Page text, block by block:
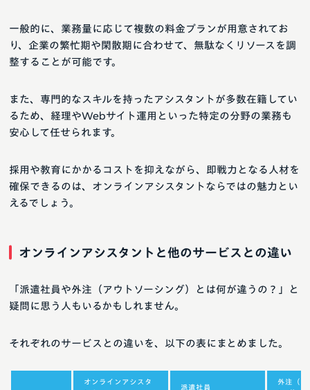
一般的に、業務量に応じて複数の料金プランが用意されてお
り、企業の繁忙期や閑散期に合わせて、無駄なくリソースを調
整することが可能です。
また、専門的なスキルを持ったアシスタントが多数在籍してい
るため、経理やWebサイト運用といった特定の分野の業務も
安心して任せられます。
採用や教育にかかるコストを抑えながら、即戦力となる人材を
確保できるのは、オンラインアシスタントならではの魅力とい
えるでしょう。
オンラインアシスタントと他のサービスとの違い
「派遣社員や外注（アウトソーシング）とは何が違うの？」と
疑問に思う人もいるかもしれません。
それぞれのサービスとの違いを、以下の表にまとめました。
オンラインアシスタ
派遣社員
外注（ア